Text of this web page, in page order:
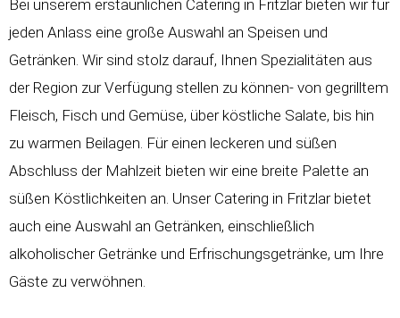
Bei unserem erstaunlichen Catering in Fritzlar bieten wir für
jeden Anlass eine große Auswahl an Speisen und
Getränken. Wir sind stolz darauf, Ihnen Spezialitäten aus
der Region zur Verfügung stellen zu können- von gegrilltem
Fleisch, Fisch und Gemüse, über köstliche Salate, bis hin
zu warmen Beilagen. Für einen leckeren und süßen
Abschluss der Mahlzeit bieten wir eine breite Palette an
süßen Köstlichkeiten an. Unser Catering in Fritzlar bietet
auch eine Auswahl an Getränken, einschließlich
alkoholischer Getränke und Erfrischungsgetränke, um Ihre
Gäste zu verwöhnen.